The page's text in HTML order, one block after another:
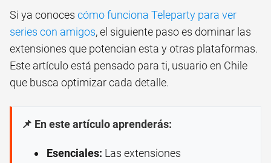
Si ya conoces cómo funciona Teleparty para ver
series con amigos, el siguiente paso es dominar las
extensiones que potencian esta y otras plataformas.
Este artículo está pensado para ti, usuario en Chile
que busca optimizar cada detalle.
📌 En este artículo aprenderás:
Esenciales: Las extensiones